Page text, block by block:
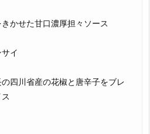
かせた甘口濃厚担々ソース
イ
四川省産の花椒と唐辛子をブレ